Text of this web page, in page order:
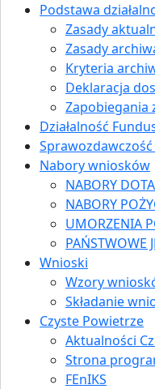
Podstawa
Zasady
Zasady
Kryteria
Deklaracja
Zapobiegania
Działalność
Sprawozdawczość
Nabory wniosków
NABORY
NABORY
UMORZENIA
PAŃSTWOWE
Wnioski
Wzory
Składanie
Czyste Powietrze
Aktualności
Strona
FEnIKS